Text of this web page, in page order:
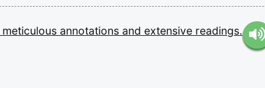
meticulous annotations and extensive readings.